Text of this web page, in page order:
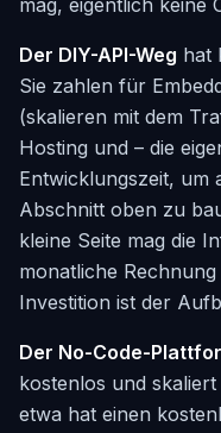
Der DIY-API-Weg hat
Sie zahlen für
(skalieren mit dem
Hosting und – die
Entwicklungszeit, um
Abschnitt oben zu
kleine Seite mag die
monatliche
Investition ist der
Der No-Code-
kostenlos und
etwa hat einen